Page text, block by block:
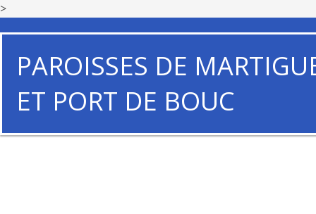
>
PAROISSES DE
ET PORT DE BOUC